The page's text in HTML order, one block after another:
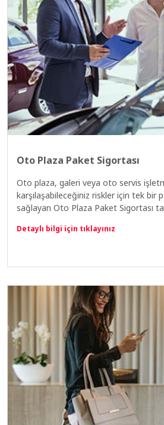
Oto Plaza Paket Sigortası
Oto plaza, galeri veya oto servis
karşılaşabileceğiniz riskler için tek bir
sağlayan Oto Plaza Paket Sigortası
Detaylı bilgi için tıklayınız